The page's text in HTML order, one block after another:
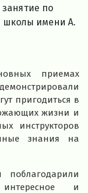
по
школы имени А.
приемах
пригодиться в
жизни и
инструкторов
знания на
и